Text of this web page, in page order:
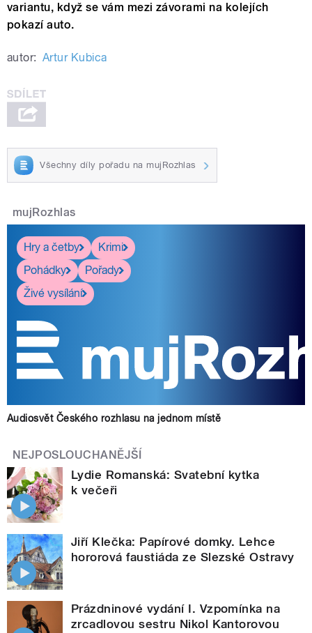
variantu, když se vám mezi závorami na kolejích
pokazí auto.
autor: Artur Kubica
Všechny díly pořadu na mujRozhlas
mujRozhlas
Hry a četby
Krimi
Pohádky
Pořady
Živé vysílání
Audiosvět Českého rozhlasu na jednom místě
NEJPOSLOUCHANĚJŠÍ
Lydie Romanská: Svatební kytka
k večeři
Jiří Klečka: Papírové domky. Lehce
hororová faustiáda ze Slezské Ostravy
Prázdninové vydání I. Vzpomínka na
zrcadlovou sestru Nikol Kantorovou